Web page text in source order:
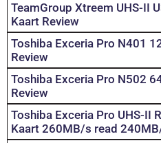
TeamGroup Xtreem UHS-II
Kaart Review
Toshiba Exceria Pro N401
Review
Toshiba Exceria Pro N502
Review
Toshiba Exceria Pro UHS-II
Kaart 260MB/s read